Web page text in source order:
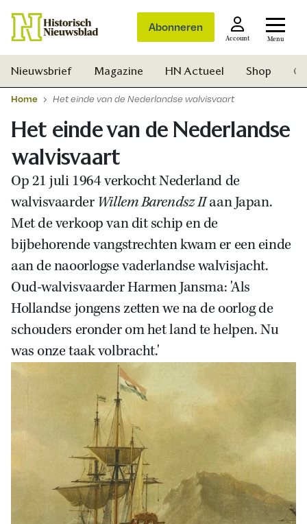
Abonneren
Account Menu
Zoek
Nieuwsbrief Magazine HN Actueel Shop
Home Het einde van de Nederlandse walvisvaart
Het einde van de Nederlandse
walvisvaart
Op 21 juli 1964 verkocht Nederland de
walvisvaarder Willem Barendsz IIaan Japan.
Met de verkoop van dit schip en de
bijbehorende vangstrechten kwam er een einde
aan de naoorlogse vaderlandse walvisjacht.
Oud-walvisvaarder Harmen Jansma: 'Als
Hollandse jongens zetten we na de oorlog de
schouders eronder om het land te helpen. Nu
was onze taak volbracht.'